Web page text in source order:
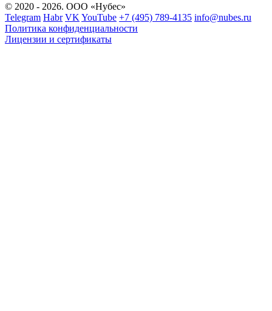
© 2020 - 2026. ООО «Нубес»
Telegram Habr VK YouTube +7 (495) 789-4135 info@nubes.ru
Политика конфиденциальности
Лицензии и сертификаты